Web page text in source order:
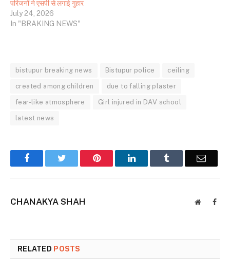
परिजनों ने एसपी से लगाई गुहार
July 24, 2026
In "BRAKING NEWS"
bistupur breaking news Bistupur police ceiling
created among children due to falling plaster
fear-like atmosphere Girl injured in DAV school
latest news
FacebookTwitter Pinterest LinkedInTumblr Email
CHANAKYA SHAH Website
RELATED POSTS